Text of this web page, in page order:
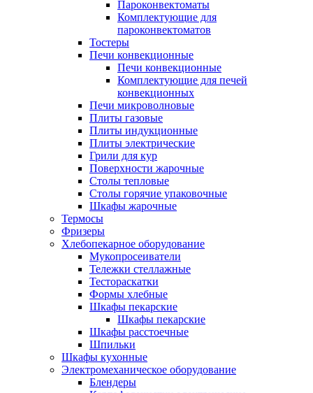
Пароконвектоматы
Комплектующие для
пароконвектоматов
Тостеры
Печи конвекционные
Печи конвекционные
Комплектующие для печей
конвекционных
Печи микроволновые
Плиты газовые
Плиты индукционные
Плиты электрические
Грили для кур
Поверхности жарочные
Столы тепловые
Столы горячие упаковочные
Шкафы жарочные
Термосы
Фризеры
Хлебопекарное оборудование
Мукопросеиватели
Тележки стеллажные
Тестораскатки
Формы хлебные
Шкафы пекарские
Шкафы пекарские
Шкафы расстоечные
Шпильки
Шкафы кухонные
Электромеханическое оборудование
Блендеры